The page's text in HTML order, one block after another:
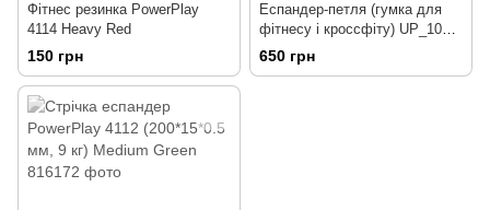
Фітнес резинка PowerPlay
4114 Heavy Red
150 грн
Еспандер-петля (гумка для
фітнесу і кроссфіту) UP_1050
Pull up band (23-57 кг) Green
650 грн